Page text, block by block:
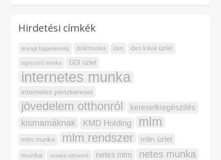
Hirdetési címkék
anyagi függetlenség diákmunka dxn dxn kávé üzlet
egyszerű munka GDI üzlet
internetes munka
internetes pénzkereset
jövedelem otthonról keresetkiegészítés
kismamáknak KMD Holding mlm
mlm munka mlm rendszer mlm üzlet
munka munka otthonról netes mlm netes munka